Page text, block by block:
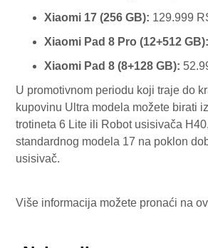
Xiaomi 17 (256 GB): 129.999
Xiaomi Pad 8 Pro (12+512 GB):
Xiaomi Pad 8 (8+128 GB):
U promotivnom periodu koji traje do
kupovinu Ultra modela možete birati
trotineta 6 Lite ili Robot usisivača
standardnog modela 17 na poklon
usisivač.
Više informacija možete pronaći na